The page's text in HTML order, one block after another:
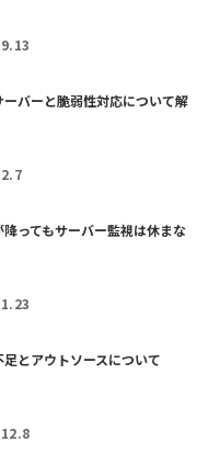
ーバーと脆弱性対応について解
降ってもサーバー監視は休まな
足とアウトソースについて